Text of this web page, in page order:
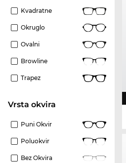
Kvadratne
Okruglo
Ovalni
Browline
Trapez
Vrsta okvira
Puni Okvir
Poluokvir
Bez Okvira